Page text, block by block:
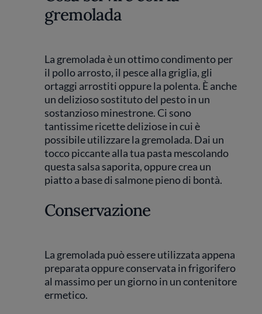
gremolada
La gremolada è un ottimo condimento per
il pollo arrosto, il pesce alla griglia, gli
ortaggi arrostiti oppure la polenta. È anche
un delizioso sostituto del pesto in un
sostanzioso minestrone. Ci sono
tantissime ricette deliziose in cui è
possibile utilizzare la gremolada. Dai un
tocco piccante alla tua pasta mescolando
questa salsa saporita, oppure crea un
piatto a base di salmone pieno di bontà.
Conservazione
La gremolada può essere utilizzata appena
preparata oppure conservata in frigorifero
al massimo per un giorno in un contenitore
ermetico.